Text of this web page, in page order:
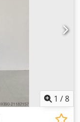
1 /8